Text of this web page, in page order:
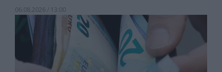
06.08.2026 / 13:00